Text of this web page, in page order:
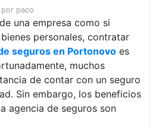
por paco
una empresa como si
personales, contratar
seguros en Portonovo es
muchos
de contar con un seguro
Sin embargo, los beneficios
agencia de seguros son